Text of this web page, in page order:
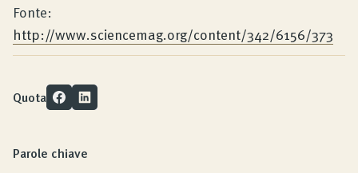
Fonte:
http://www.sciencemag.org/content/342/6156/373
Quota
Parole chiave